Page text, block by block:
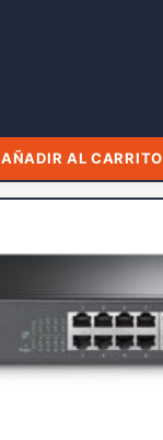
AÑADIR AL CARRITO